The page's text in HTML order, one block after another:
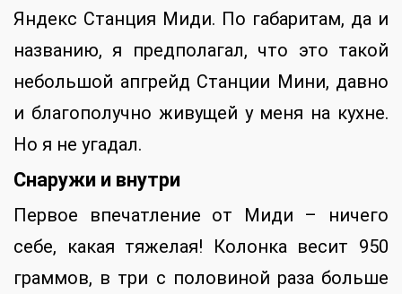
Яндекс Станция Миди. По габаритам, да и
названию, я предполагал, что это такой
небольшой апгрейд Станции Мини, давно
и благополучно живущей у меня на кухне.
Но я не угадал.
Снаружи и внутри
Первое впечатление от Миди – ничего
себе, какая тяжелая! Колонка весит 950
граммов, в три с половиной раза больше